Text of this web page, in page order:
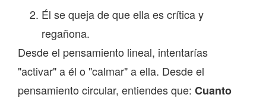
Él se queja de que ella es crítica y
regañona.
Desde el pensamiento lineal, intentarías
"activar" a él o "calmar" a ella. Desde el
pensamiento circular, entiendes que: Cuanto